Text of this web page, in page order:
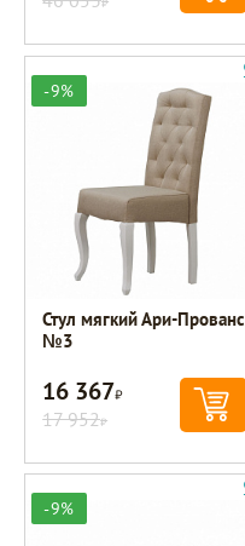
-9%
Стул мягкий Ари-Прованс
№3
16 367Р
17 952Р
-9%